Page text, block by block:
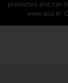
protected and can
www.ada.lk'